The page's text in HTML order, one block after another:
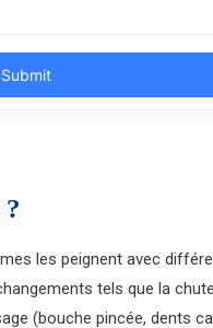
les peignent avec
tels que la
(bouche pincée, dents